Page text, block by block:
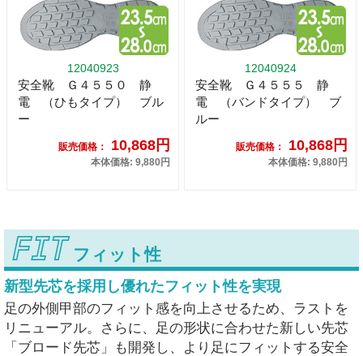
12040923
安全靴 Ｇ４５５０ 静
電 （ひもタイプ） ブル
ー
販売価格： 10,868円
本体価格: 9,880円
12040924
安全靴 Ｇ４５５５ 静
電 （バンドタイプ） ブ
ルー
販売価格： 10,868円
本体価格: 9,880円
FIT フィット性
新型先芯を採用し優れたフィット性を実現
足の外側甲部のフィット感を向上させるため、ラストを
リニューアル。さらに、足の形状に合わせた新しい先芯
「ブロード先芯」も開発し、より足にフィットする安全